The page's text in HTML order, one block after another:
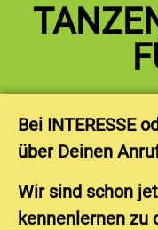
Bei INTERESSE
über Deinen
Wir sind schon
kennenlernen zu